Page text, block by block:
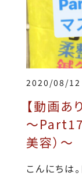
2020/08/12
【動画あ
～
美容）～
こんにち